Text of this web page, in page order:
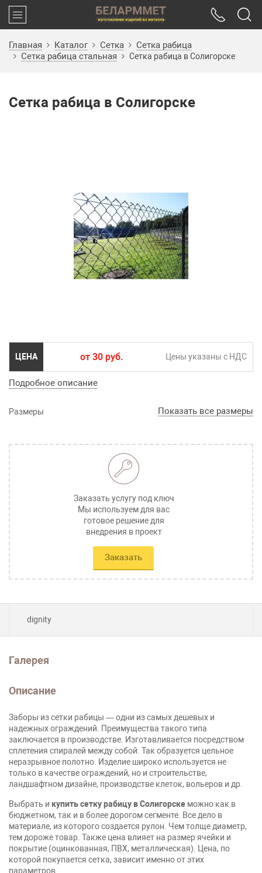
Главная Каталог Сетка
Сетка рабица
Сетка рабица стальная
Сетка рабица в Солигорске
Сетка рабица в Солигорске
ЦЕНА от 30 руб. Цены указаны c НДС
Подробное описание
Размеры Показать все размеры
Заказать услугу под ключ
Мы используем для вас
готовое решение для
внедрения в проект
Заказать
dignity
Галерея
Описание
Заборы из сетки рабицы — одни из самых дешевых и
надежных ограждений. Преимущества такого типа
заключается в производстве. Изготавливается посредством
сплетения спиралей между собой. Так образуется цельное
неразрывное полотно. Изделие широко используется не
только в качестве ограждений, но и строительстве,
ландшафтном дизайне, производстве клеток, вольеров и др.
Выбрать и купить сетку рабицу в Солигорске можно как в
бюджетном, так и в более дорогом сегменте. Все дело в
материале, из которого создается рулон. Чем толще диаметр,
тем дороже товар. Также цена влияет на размер ячейки и
покрытие (оцинкованная, ПВХ, металлическая). Цена, по
которой покупается сетка, зависит именно от этих
параметров.